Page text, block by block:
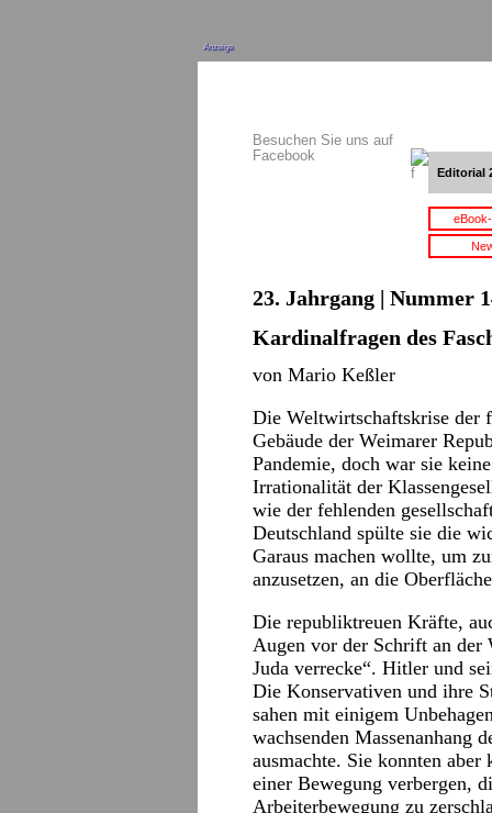
Anzeige
Besuchen Sie uns auf
Facebook
Editorial
23. Jahrgang | Nummer
Kardinalfragen des
von Mario Keßler
Die Weltwirtschaftskrise der
Gebäude der Weimarer
Pandemie, doch war sie
Irrationalität der
wie der fehlenden
Deutschland spülte sie die
Garaus machen wollte, um
anzusetzen, an die
Die republiktreuen Kräfte,
Augen vor der Schrift an der
Juda verrecke“. Hitler und
Die Konservativen und ihre
sahen mit einigem
wachsenden Massenanhang
ausmachte. Sie konnten
einer Bewegung verbergen,
Arbeiterbewegung zu